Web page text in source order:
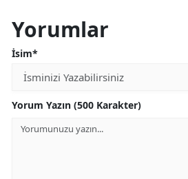
Yorumlar
İsim*
Yorum Yazın (500 Karakter)